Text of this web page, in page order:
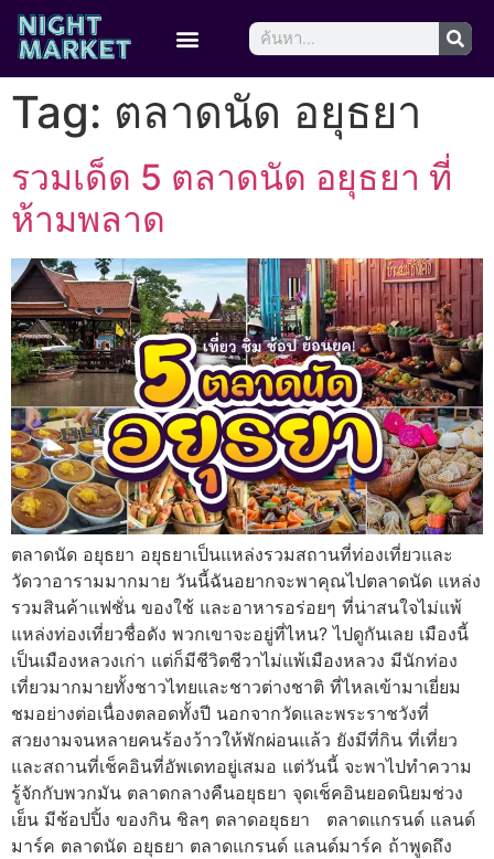
Tag: ตลาดนัด อยุธยา
รวมเด็ด 5 ตลาดนัด อยุธยา ที่
ห้ามพลาด
ตลาดนัด อยุธยา อยุธยาเป็นแหล่งรวมสถานที่ท่องเที่ยวและ
วัดวาอารามมากมาย วันนี้ฉันอยากจะพาคุณไปตลาดนัด แหล่ง
รวมสินค้าแฟชั่น ของใช้ และอาหารอร่อยๆ ที่น่าสนใจไม่แพ้
แหล่งท่องเที่ยวชื่อดัง พวกเขาจะอยู่ที่ไหน? ไปดูกันเลย เมืองนี้
เป็นเมืองหลวงเก่า แต่ก็มีชีวิตชีวาไม่แพ้เมืองหลวง มีนักท่อง
เที่ยวมากมายทั้งชาวไทยและชาวต่างชาติ ที่ไหลเข้ามาเยี่ยม
ชมอย่างต่อเนื่องตลอดทั้งปี นอกจากวัดและพระราชวังที่
สวยงามจนหลายคนร้องว้าวให้พักผ่อนแล้ว ยังมีที่กิน ที่เที่ยว
และสถานที่เช็คอินที่อัพเดทอยู่เสมอ แต่วันนี้ จะพาไปทำความ
รู้จักกับพวกมัน ตลาดกลางคืนอยุธยา จุดเช็คอินยอดนิยมช่วง
เย็น มีช้อปปิ้ง ของกิน ชิลๆ ตลาดอยุธยา ตลาดแกรนด์ แลนด์
มาร์ค ตลาดนัด อยุธยา ตลาดแกรนด์ แลนด์มาร์ค ถ้าพูดถึง